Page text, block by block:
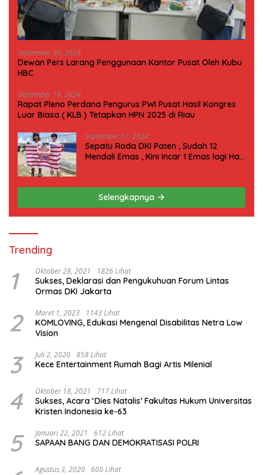
September 30, 2024
Dewan Pers Larang Penggunaan Kantor Pusat Oleh Kubu
HBC
September 18, 2024
Rapat Pleno Perdana Pengurus PWI Pusat Hasil Kongres
Luar Biasa ( KLB ) Tetapkan HPN 2025 di Riau
September 17, 2024
Sepatu Roda DKI Paten , Sudah 12
Mendali Emas , Kini Incar 1 Emas lagi Hari
Selengkapnya
Trending
1 Oktober 28, 2021 1826 Lihat
Sukses, Deklarasi dan Pengukuhuan Forum Lintas
Ormas DKI Jakarta
2 Maret 1, 2023 1143 Lihat
KOMLOVING, Edukasi Mengenal Disabilitas Netra Low
Vision
3 Juli 2, 2020 858 Lihat
Kece Entertainment Rumah Bagi Artis Milenial
4 Oktober 18, 2021 717 Lihat
Sukses, Acara ‘Dies Natalis’ Fakultas Hukum Universitas
Kristen Indonesia ke-63
5 Januari 22, 2021 612 Lihat
SAPAAN BANG DAN DEMOKRATISASI POLRI
Agustus 3, 2020 600 Lihat